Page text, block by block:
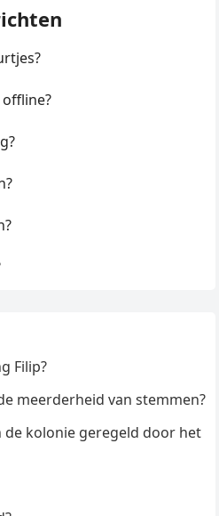
Filip?
meerderheid van stemmen?
de kolonie geregeld door het